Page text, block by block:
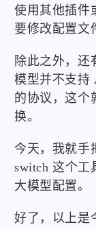
使用其他插件
要修改配置文
除此之外，还
模型并不支持
的协议，这个
换。
今天，我就手
switch 这个工
大模型配置。
好了，以上是